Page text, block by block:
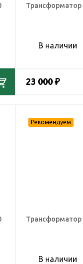
В наличии
23 000 ₽
В наличии